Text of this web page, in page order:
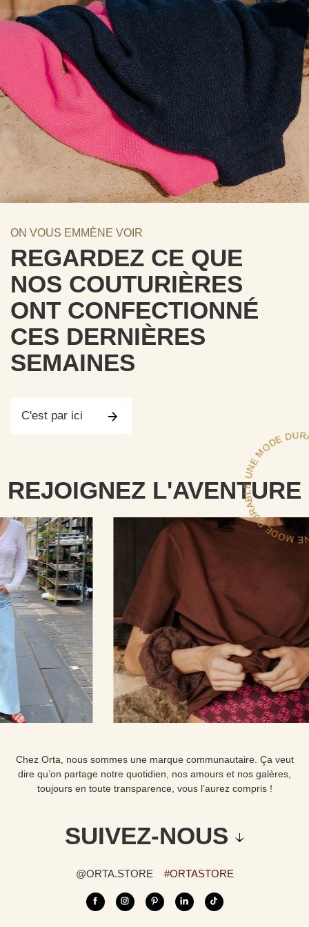
ON VOUS EMMÈNE VOIR
REGARDEZ CE QUE
NOS COUTURIÈRES
ONT CONFECTIONNÉ
CES DERNIÈRES
SEMAINES
C'est par ici
UNE
E
E
REJOIGNEZ L'AVENTURE
Chez Orta, nous sommes une marque communautaire. Ça veut
dire qu’on partage notre quotidien, nos amours et nos galères,
toujours en toute transparence, vous l’aurez compris !
SUIVEZ-NOUS
@ORTA.STORE #ORTASTORE